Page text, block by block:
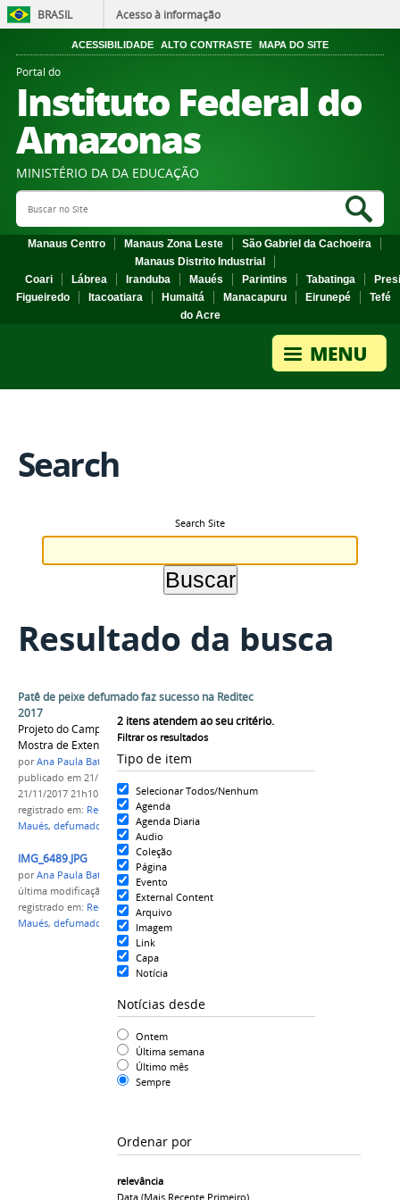
BRASIL Acesso à informação
ACESSIBILIDADE ALTO CONTRASTE MAPA DO SITE
Portal do
Instituto Federal do
Amazonas
MINISTÉRIO DA DA EDUCAÇÃO
Search Site
Manaus Centro Manaus Zona Leste
São Gabriel da Cachoeira
Manaus Distrito Industrial
Coari
Lábrea Iranduba Maués Parintins Tabatinga
Figueiredo
Itacoatiara Humaitá Manacapuru Eirunepé
Tefé
do Acre
Search
Search Site
Resultado da busca
2 itens atendem ao seu critério.
Filtrar os resultados
Tipo de item
Selecionar Todos/Nenhum
Agenda
Agenda Diaria
Audio
Coleção
Página
Evento
External Content
Arquivo
Imagem
Link
Capa
Notícia
Notícias desde
Ontem
Última semana
Último mês
Sempre
Ordenar por
relevância
Data (mais Recente Primeiro)
Patê de peixe defumado faz sucesso na Reditec
2017
Projeto do Campus Maués chamou atenção na
Mostra de Extensão e Cultura.
porAna Paula Batista
publicado em 21/11/2017
21/11/2017 21h10
registrado em: Reditec 2017,Patê de peixe
Maués, defumado
IMG_6489.JPG
porAna Paula Batista
última modificação
em 21/11/2017 20h12
registrado em: Reditec 2017 Patê de peixe
Maués, defumado